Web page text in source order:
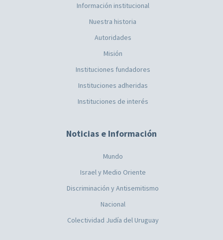
Información institucional
Nuestra historia
Autoridades
Misión
Instituciones fundadores
Instituciones adheridas
Instituciones de interés
Noticias e Información
Mundo
Israel y Medio Oriente
Discriminación y Antisemitismo
Nacional
Colectividad Judía del Uruguay